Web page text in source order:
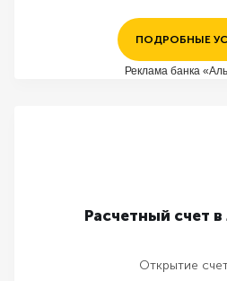
ПОДРОБНЫЕ
Реклама банка
Расчетный счет
Открытие